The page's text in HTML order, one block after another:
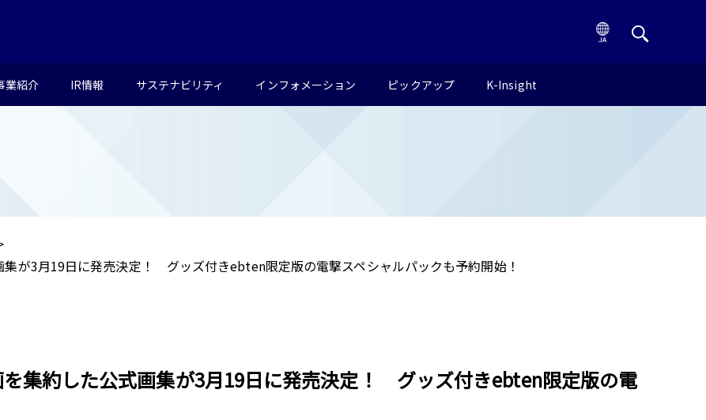
業紹介 IR情報 サステナビリティ インフォメーション ピックアップ K-Insight
集が3月19日に発売決定！ グッズ付きebten限定版の電撃スペシャルパックも予約開始！
を集約した公式画集が3月19日に発売決定！ グッズ付きebten限定版の電